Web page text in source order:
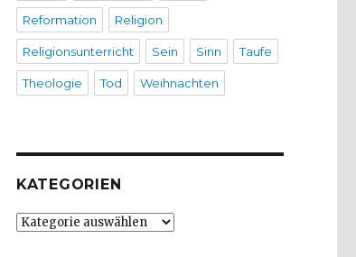
Reformation Religion
Religionsunterricht Sein Sinn Taufe
Theologie Tod Weihnachten
KATEGORIEN
Kategorien